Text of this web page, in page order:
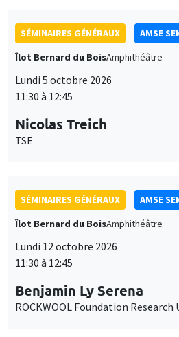
SÉMINAIRES GÉNÉRAUX
AMSE
Îlot Bernard du BoisAmphithéâtre
Lundi 5 octobre 2026
11:30 à 12:45
Nicolas Treich
TSE
SÉMINAIRES GÉNÉRAUX
AMSE
Îlot Bernard du BoisAmphithéâtre
Lundi 12 octobre 2026
11:30 à 12:45
Benjamin Ly Serena
ROCKWOOL Foundation Research